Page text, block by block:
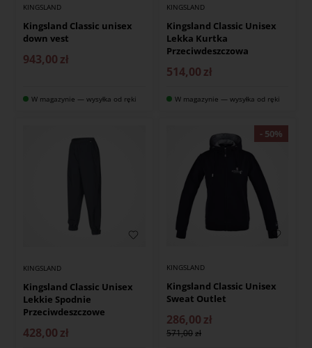
KINGSLAND
Kingsland Classic unisex
down vest
943,00 zł
W magazynie — wysyłka od ręki
KINGSLAND
Kingsland Classic Unisex
Lekka Kurtka
Przeciwdeszczowa
514,00 zł
W magazynie — wysyłka od ręki
KINGSLAND
Kingsland Classic Unisex
Lekkie Spodnie
Przeciwdeszczowe
428,00 zł
KINGSLAND
Kingsland Classic Unisex
Sweat Outlet
286,00 zł
571,00